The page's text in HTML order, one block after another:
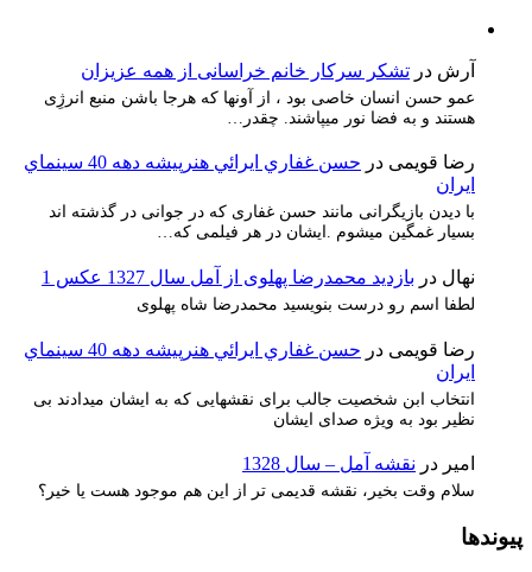
آرش در تشکر سرکار خانم خراسانی از همه عزیزان
عمو حسن انسان خاصی بود ، از آونها که هرجا باشن منبع انرژِی
هستند و به فضا نور میپاشند. چقدر…
رضا قویمی در
حسن غفاري ايرائي هنرپيشه دهه 40 سينماي
ايران
با دیدن بازیگرانی مانند حسن غفاری که در جوانی در گذشته اند
بسیار غمگین میشوم .ایشان در هر فیلمی که…
نهال در بازدید محمدرضا پهلوی از آمل سال 1327 عکس 1
لطفا اسم رو درست بنویسید محمدرضا شاه پهلوی
رضا قویمی در
حسن غفاري ايرائي هنرپيشه دهه 40 سينماي
ايران
انتخاب ابن شخصیت جالب برای نقشهایی که به ایشان میدادند بی
نظیر بود به ویژه صدای ایشان
امیر در نقشه آمل – سال 1328
سلام وقت بخیر، نقشه قدیمی تر از این هم موجود هست یا خیر؟
پیوندها